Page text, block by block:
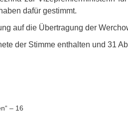
dafür gestimmt.
auf die Übertragung der
der Stimme enthalten und 31
– 16